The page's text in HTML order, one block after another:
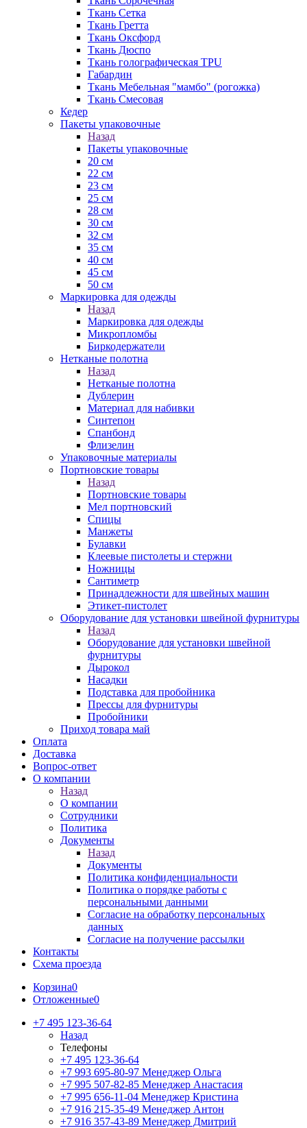
Ткань Сетка
Ткань Гретта
Ткань Оксфорд
Ткань Дюспо
Ткань голографическая TPU
Габардин
Ткань Мебельная "мамбо" (рогожка)
Ткань Смесовая
Кедер
Пакеты упаковочные
Назад
Пакеты упаковочные
20 см
22 см
23 см
25 см
28 см
30 см
32 см
35 см
40 см
45 см
50 см
Маркировка для одежды
Назад
Маркировка для одежды
Микропломбы
Биркодержатели
Нетканые полотна
Назад
Нетканые полотна
Дублерин
Материал для набивки
Синтепон
Спанбонд
Флизелин
Упаковочные материалы
Портновские товары
Назад
Портновские товары
Мел портновский
Спицы
Манжеты
Булавки
Клеевые пистолеты и стержни
Ножницы
Сантиметр
Принадлежности для швейных машин
Этикет-пистолет
Оборудование для установки швейной фурнитуры
Назад
Оборудование для установки швейной
фурнитуры
Дырокол
Насадки
Подставка для пробойника
Прессы для фурнитуры
Пробойники
Приход товара май
Оплата
Доставка
Вопрос-ответ
О компании
Назад
О компании
Сотрудники
Политика
Документы
Назад
Документы
Политика конфиденциальности
Политика о порядке работы с
персональными данными
Согласие на обработку персональных
данных
Согласие на получение рассылки
Контакты
Схема проезда
Корзина0
Отложенные0
+7 495 123-36-64
Назад
Телефоны
+7 495 123-36-64
+7 993 695-80-97 Менеджер Ольга
+7 995 507-82-85 Менеджер Анастасия
+7 995 656-11-04 Менеджер Кристина
+7 916 215-35-49 Менеджер Антон
+7 916 357-43-89 Менеджер Дмитрий